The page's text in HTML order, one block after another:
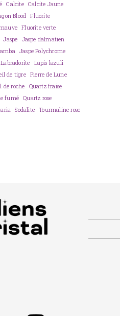
Calcite Calcite Jaune
Blood
Fluorite
Fluorite verte
Jaspe
Jaspe dalmatien
Jaspe Polychrome
Labradorite
Lapis lazuli
de tigre Pierre de Lune
de roche
Quartz fraise
fumé Quartz rose
Sodalite Tourmaline rose